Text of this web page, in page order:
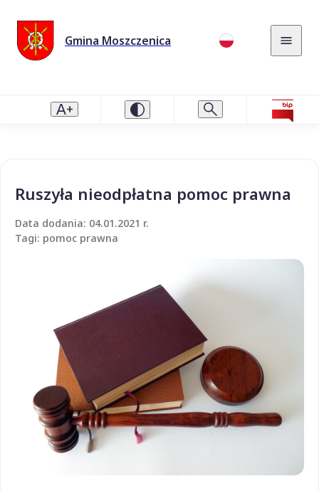
Gmina Moszczenica
Ruszyła nieodpłatna pomoc prawna
Data dodania: 04.01.2021 r.
Tagi: pomoc prawna